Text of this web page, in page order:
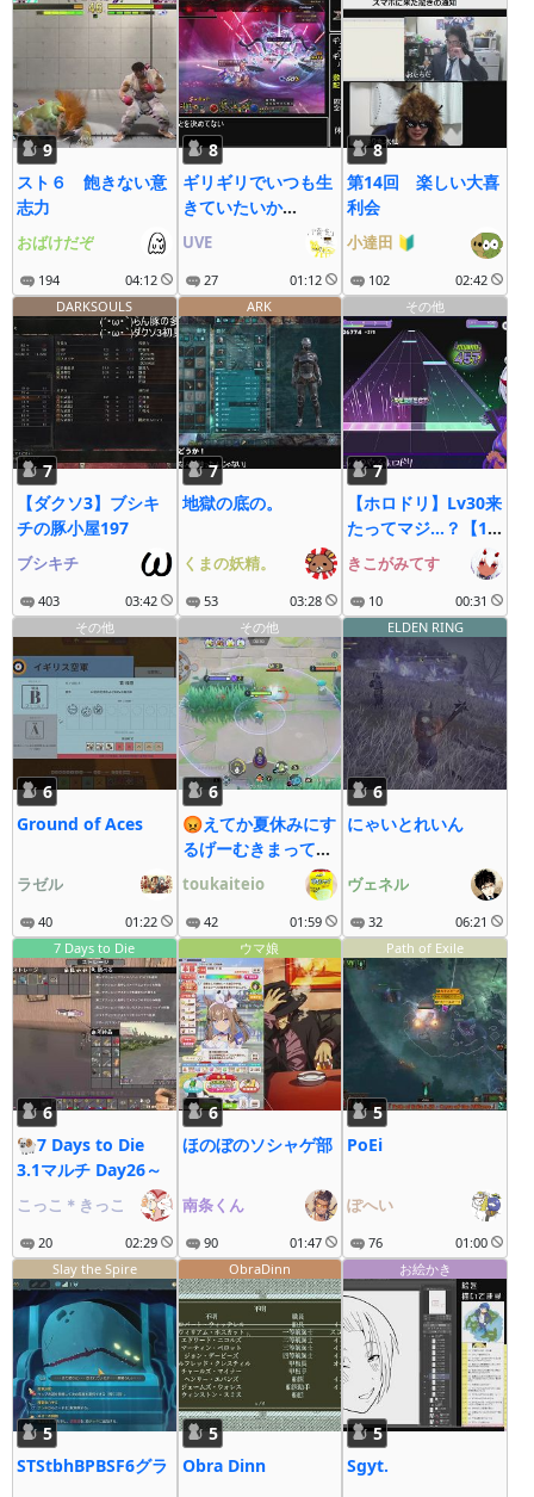
9
スト６ 飽きない意
志力
おばけだぞ
194 04:12
8
ギリギリでいつも生
きていたいか
ら.arad
UVE
27 01:12
8
第14回 楽しい大喜
利会
小達田 🔰
102
02:42
DARKSOULS
7
【ダクソ3】ブシキ
チの豚小屋197
ブシキチ
403 03:42
ARK
7
地獄の底の。
くまの妖精。
53 03:28
その他
7
【ホロドリ】Lv30来
たってマジ…？【1
時間だけ】
きこがみてす
10
00:31
その他
6
Ground of Aces
ラゼル
40 01:22
その他
6
😡えてか夏休みにす
るげーむきまってへ
んって😡
toukaiteio
42 01:59
ELDEN RING
6
にゃいとれいん
ヴェネル
32
06:21
7 Days to Die
6
🐏7 Days to Die
3.1マルチ Day26～
こっこ＊きっこ
20 02:29
ウマ娘
6
ほのぼのソシャゲ部
南条くん
90 01:47
Path of Exile
5
PoEi
ぽへい
76
01:00
Slay the Spire
5
STStbhBPBSF6グラ
ObraDinn
5
Obra Dinn
お絵かき
5
Sgyt.